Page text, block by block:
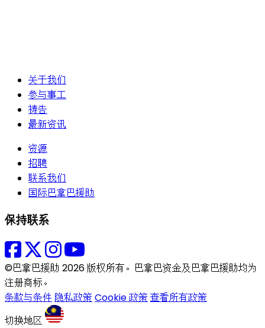
关于我们
参与事工
祷告
最新资讯
资源
招聘
联系我们
国际巴拿巴援助
保持联系
©巴拿巴援助 2026 版权所有。巴拿巴资金及巴拿巴援助均为
注册商标。
条款与条件 隐私政策 Cookie 政策 查看所有政策
切换地区